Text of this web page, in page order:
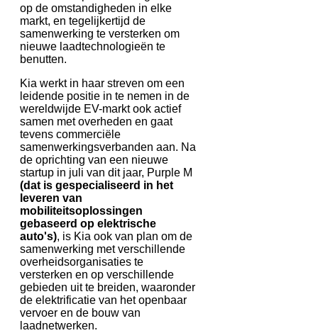
op de omstandigheden in elke
markt, en tegelijkertijd de
samenwerking te versterken om
nieuwe laadtechnologieën te
benutten.
Kia werkt in haar streven om een
leidende positie in te nemen in de
wereldwijde EV-markt ook actief
samen met overheden en gaat
tevens commerciële
samenwerkingsverbanden aan. Na
de oprichting van een nieuwe
startup in juli van dit jaar, Purple M
(dat is gespecialiseerd in het
leveren van
mobiliteitsoplossingen
gebaseerd op elektrische
auto's), is Kia ook van plan om de
samenwerking met verschillende
overheidsorganisaties te
versterken en op verschillende
gebieden uit te breiden, waaronder
de elektrificatie van het openbaar
vervoer en de bouw van
laadnetwerken.